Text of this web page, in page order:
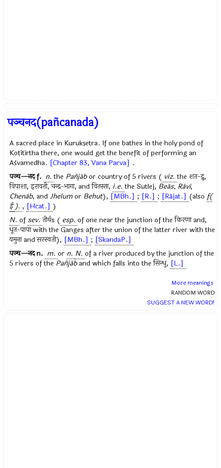
पञ्चनद(pañcanada)
A sacred place in Kurukṣetra. If one bathes in the holy pond of
Koṭitīrtha there, one would get the benefit of performing an
Aśvamedha. [Chapter 83, Vana Parva] .
पञ्च—नदf. n. the Pañjābor country of 5 rivers ( viz. the शत-द्रु,
विपाशा,इरावती,चन्द्र-भागा, andवितस्ता, i.e. the Sutlej, Beās, Rāvī,
Chenāb, andJhelumor Behut), [MBh.] ; [R.] ; [Rājat.] (also f(
ई ). , [Hcat.] )
N. ofsev. तीर्थs ( esp. of one near the junction of theकिरणाand,
धूत-पापाwith the Ganges after the union of the latter river with the
यमुनाandसरस्वती), [MBh.] ; [SkandaP.]
पञ्च—नदn. m. or n. N. of a river produced by the junction of the
5 rivers of the Pañjāband which falls into theसिन्धु, [L.]
More meanings
RANDOM WORD
SUGGEST A NEW WORD!